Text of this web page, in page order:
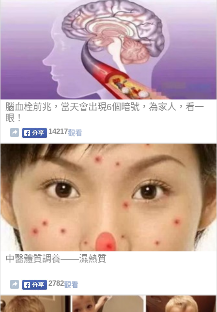
腦血栓前兆，當天會出現6個暗號，為家人，看一
眼！
14217觀看
中醫體質調養——濕熱質
2782觀看